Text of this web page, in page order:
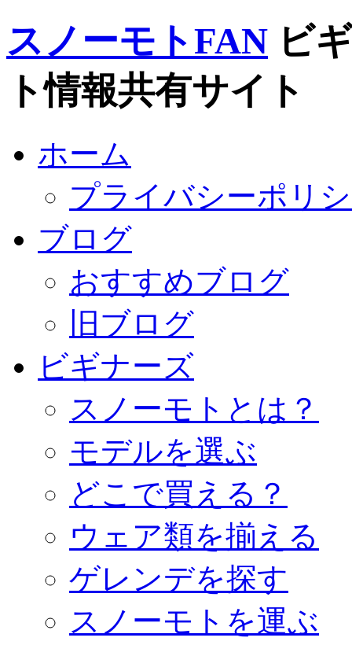
スノーモトFAN ビ
ト情報共有サイト
ホーム
プライバシーポリ
ブログ
おすすめブログ
旧ブログ
ビギナーズ
スノーモトとは？
モデルを選ぶ
どこで買える？
ウェア類を揃える
ゲレンデを探す
スノーモトを運ぶ